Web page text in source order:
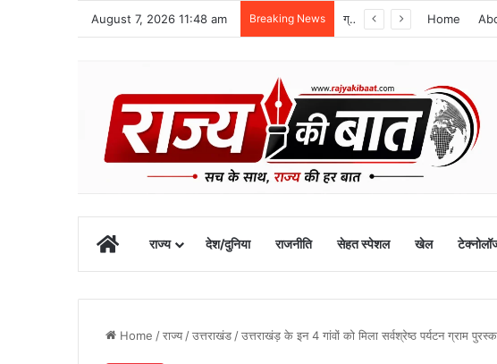
August 7, 2026 11:48 am Breaking News ग्राफिक एरा को बड़ी सफलता, एनएमसी ने 250 एमबीबीएस सीटों को दी मंजूरी Home
Homeराज्य देश/दुनिया राजनीति सेहत स्पेशल खेल
Home /राज्य /उत्तराखंड /उत्तराखंड़ के इन 4 गांवों को मिला सर्वश्रेष्ठ पर्यटन ग्राम